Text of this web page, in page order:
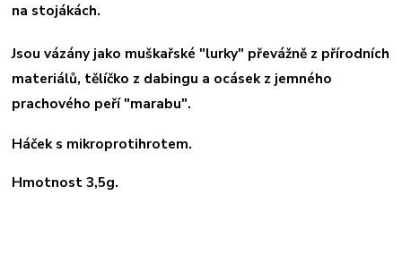
na stojákách.
Jsou vázány jako muškařské "lurky" převážně z přírodních
materiálů, tělíčko z dabingu a ocásek z jemného
prachového peří "marabu".
Háček s mikroprotihrotem.
Hmotnost 3,5g.